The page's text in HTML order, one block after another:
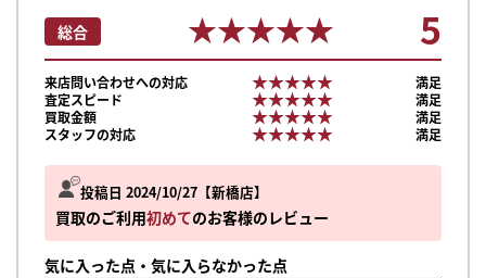
投稿日 2024/10/27 新橋店
買取のご利用初めてのお客様のレビュー
気に入った点・気に入らなかった点
総合 ★★★★★
★★★★★ 5
来店問い合わせへの対応 ★★★★★
★★★★★
満足
査定スピード
★★★★★
★★★★★
満足
買取金額
★★★★★
★★★★★
満足
スタッフの対応
★★★★★
★★★★★ 満足